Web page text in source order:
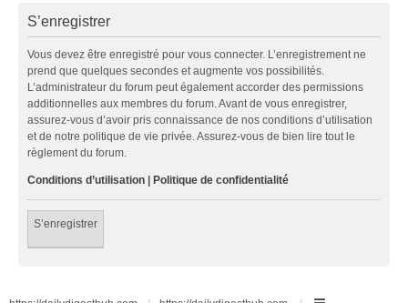
S’enregistrer
Vous devez être enregistré pour vous connecter. L’enregistrement ne
prend que quelques secondes et augmente vos possibilités.
L’administrateur du forum peut également accorder des permissions
additionnelles aux membres du forum. Avant de vous enregistrer,
assurez-vous d’avoir pris connaissance de nos conditions d’utilisation
et de notre politique de vie privée. Assurez-vous de bien lire tout le
règlement du forum.
Conditions d’utilisation Politique de confidentialité
S’enregistrer